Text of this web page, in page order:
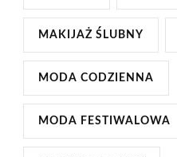
MAKIJAŻ ŚLUBNY
MODA CODZIENNA
MODA FESTIWALOWA